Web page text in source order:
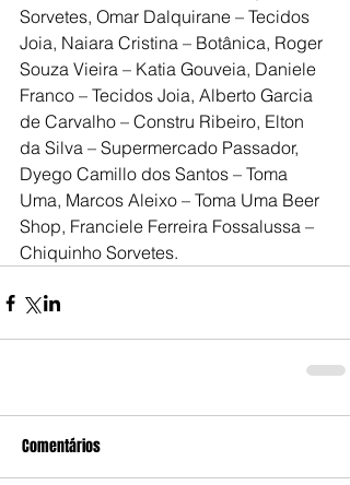
Sorvetes, Omar Dalquirane – Tecidos
Joia, Naiara Cristina – Botânica, Roger
Souza Vieira – Katia Gouveia, Daniele
Franco – Tecidos Joia, Alberto Garcia
de Carvalho – Constru Ribeiro, Elton
da Silva – Supermercado Passador,
Dyego Camillo dos Santos – Toma
Uma, Marcos Aleixo – Toma Uma Beer
Shop, Franciele Ferreira Fossalussa –
Chiquinho Sorvetes.
Comentários